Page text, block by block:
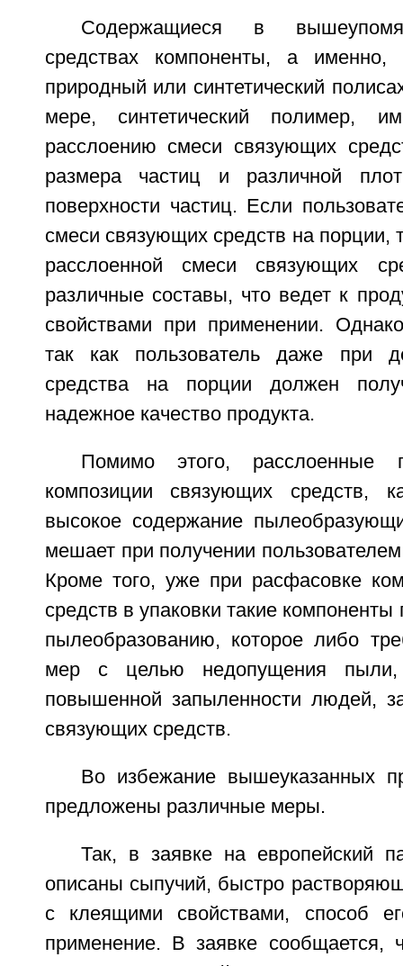
Содержащиеся в
средствах компоненты, а
природный или синтетический
мере, синтетический полимер,
расслоению смеси связующих
размера частиц и различной
поверхности частиц. Если
смеси связующих средств на порции,
расслоенной смеси связующих
различные составы, что ведет к
свойствами при применении.
так как пользователь даже при
средства на порции должен
надежное качество продукта.
Помимо этого, расслоенные
композиции связующих средств,
высокое содержание
мешает при получении пользователем
Кроме того, уже при расфасовке
средств в упаковки такие
пылеобразованию, которое либо
мер с целью недопущения
повышенной запыленности людей,
связующих средств.
Во избежание вышеуказанных
предложены различные меры.
Так, в заявке на европейский
описаны сыпучий, быстро
с клеящими свойствами, способ
применение. В заявке сообщается,